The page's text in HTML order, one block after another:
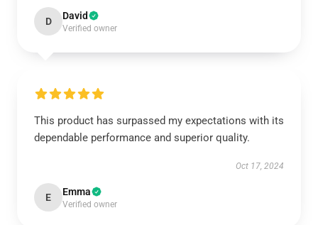
D David
Verified owner
This product has surpassed my expectations with its
dependable performance and superior quality.
Oct 17, 2024
E Emma
Verified owner